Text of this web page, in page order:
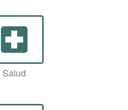
local_hospital
Salud